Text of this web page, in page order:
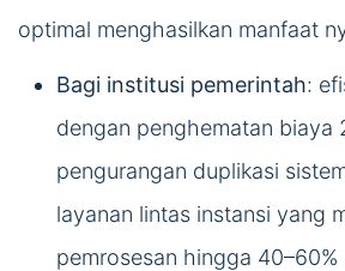
optimal menghasilkan manfaat
Bagi institusi pemerintah:
dengan penghematan biaya
pengurangan duplikasi
layanan lintas instansi yang
pemrosesan hingga 40–60%